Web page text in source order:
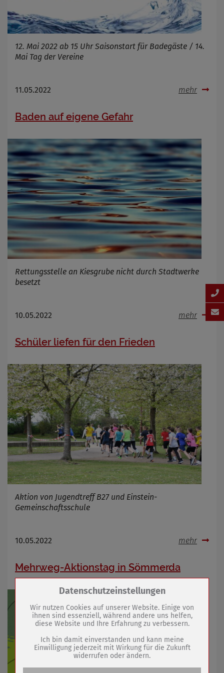
12. Mai 2022 ab 15 Uhr Saisonstart für Badegäste / 14.
Mai Tag der Vereine
11.05.2022 mehr
Baden auf eigene Gefahr
Rettungsstelle an Kiesgrube nicht durch Stadtwerke
besetzt
10.05.2022 mehr
Schüler liefen für den Frieden
Aktion von Jugendtreff B27 und Einstein-
Gemeinschaftsschule
10.05.2022 mehr
Mehrweg-Aktionstag in Sömmerda
Zum Betrieb der Seite notwendige Cookies /
Name
PHP Session Cookie
Anbieter
Eigentümer dieser Website (Wenko-
Wenselaar GmbH & Co. KG)
Absicherung Kontaktformular / SPAM
Datenschutzeinstellungen
Wir nutzen Cookies auf unserer Website. Einige von
ihnen sind essenziell, während andere uns helfen,
diese Website und Ihre Erfahrung zu verbessern.
Ich bin damit einverstanden und kann meine
Einwilligung jederzeit mit Wirkung für die Zukunft
widerrufen oder ändern.